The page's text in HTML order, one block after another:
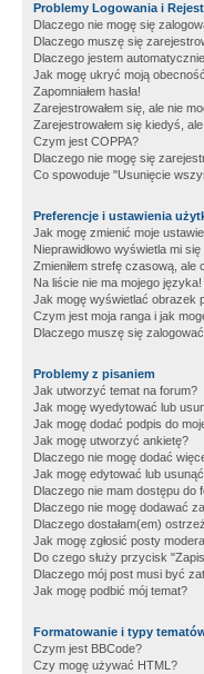
Problemy Logowania i
Dlaczego nie mogę się
Dlaczego muszę się
Dlaczego jestem
Jak mogę ukryć moją
Zapomniałem hasła!
Zarejestrowałem się, ale nie
Zarejestrowałem się kiedyś,
Czym jest COPPA?
Dlaczego nie mogę się
Co spowoduje "Usunięcie
Preferencje i ustawienia
Jak mogę zmienić moje
Nieprawidłowo wyświetla mi
Zmieniłem strefę czasową, ale
Na liście nie ma mojego języka!
Jak mogę wyświetlać obrazek
Czym jest moja ranga i jak
Dlaczego muszę się
Problemy z pisaniem
Jak utworzyć temat na forum?
Jak mogę wyedytować lub
Jak mogę dodać podpis do
Jak mogę utworzyć ankietę?
Dlaczego nie mogę dodać
Jak mogę edytować lub
Dlaczego nie mam dostępu do
Dlaczego nie mogę dodawać
Dlaczego dostałam(em)
Jak mogę zgłosić posty
Do czego służy przycisk
Dlaczego mój post musi być
Jak mogę podbić mój temat?
Formatowanie i typy
Czym jest BBCode?
Czy mogę używać HTML?